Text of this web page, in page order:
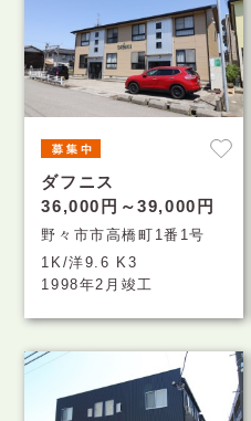
ダフニス
36,000円～39,000円
野々市市高橋町1番1号
1K/洋9.6 K3
1998年2月竣工